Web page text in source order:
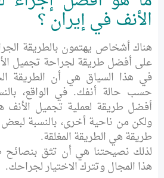
الأنف في إيران ؟
هناك أشخاص يهتمون بالطريقة
على أفضل طريقة لجراحة تجميل
في هذا السياق هي أن الطريقة
حسب حالة أنفك. في الواقع،
أفضل طريقة لعملية تجميل الأنف هي
ولكن من ناحية أخرى، بالنسبة
طريقة هي الطريقة المغلقة.
لذلك نصيحتنا هي أن تثق بنصائح
هذا المجال وتترك الاختيار لجراحك.